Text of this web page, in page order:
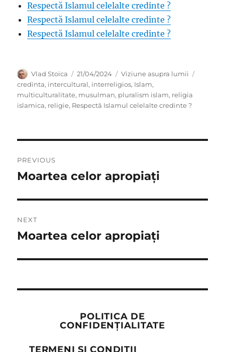
Respectă Islamul celelalte credinte ?
Respectă Islamul celelalte credinte ?
Respectă Islamul celelalte credinte ?
Author
Vlad Stoica
Posted
on
21/04/2024 Categories
Viziune asupra lumii
credinta, intercultural, interreligios, Islam,
multiculturalitate, musulman, pluralism islam, religia
islamica, religie, Respectă Islamul celelalte credinte ?
navigation
PREVIOUS
Previous
Moartea celor apropiați
NEXT
Next
Moartea celor apropiați
POLITICA DE
CONFIDENȚIALITATE
TERMENI ȘI CONDIȚII